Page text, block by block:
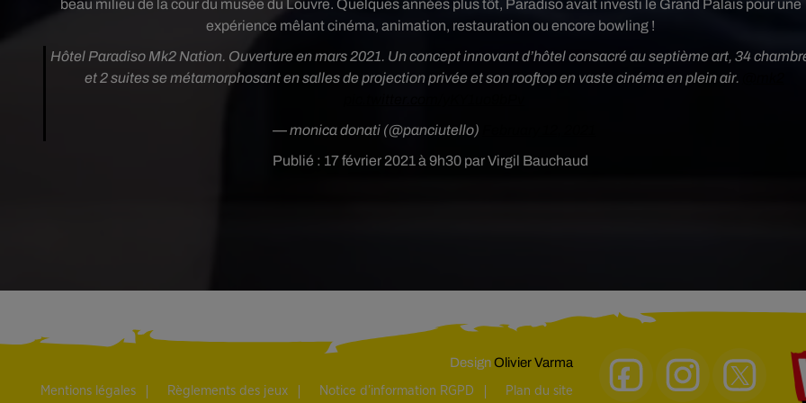
Publié : 17 février 2021 à 9h30 par Virgil Bauchaud
beau milieu de la cour du musée du Louvre. Quelques années plus tôt, Paradiso avait investi le Grand Palais pour une
expérience mêlant cinéma, animation, restauration ou encore bowling !
Hôtel Paradiso Mk2 Nation. Ouverture en mars 2021. Un concept innovant d’hôtel consacré au septième art, 34
et 2 suites se métamorphosant en salles de projection privée et son rooftop en vaste cinéma en plein air. ⁦
— monica donati (@panciutello)
DesignOlivier Varma
Mentions légales Règlements des jeux Notice d’information RGPD Plan du site